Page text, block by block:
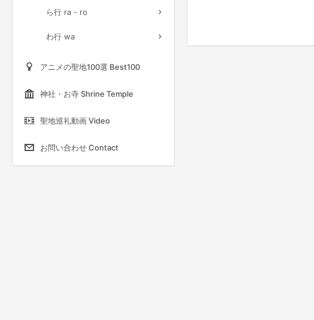
ら行 ra - ro
わ行 wa
アニメの聖地100選 Best100
神社・お寺 Shrine Temple
聖地巡礼動画 Video
お問い合わせ Contact